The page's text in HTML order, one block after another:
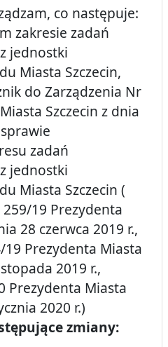
co następuje:
zakresie zadań
jednostki
Miasta Szczecin,
do Zarządzenia Nr
Szczecin z dnia
zadań
jednostki
Miasta Szczecin (
19 Prezydenta
28 czerwca 2019 r.,
Prezydenta Miasta
2019 r.,
Prezydenta Miasta
2020 r.)
zmiany: